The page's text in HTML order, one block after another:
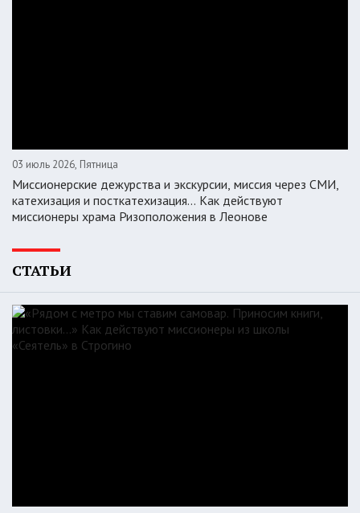
03 июль 2026, Пятница
Миссионерские дежурства и экскурсии, миссия через СМИ,
катехизация и посткатехизация… Как действуют
миссионеры храма Ризоположения в Леонове
СТАТЬИ